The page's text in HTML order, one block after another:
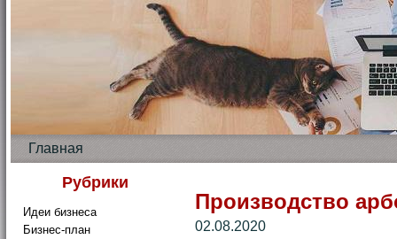
Главная
Рубрики
Идеи бизнеса
Бизнес-план
Производство
02.08.2020